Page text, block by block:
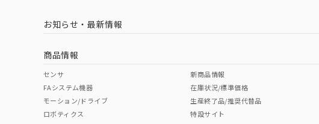
中国 RoHS 注意事項・凡例
中国 RoHS表
Pb Hg Cr(VI)
お知らせ・最新情報
商品情報
センサ
FAシステム機器
モーション/ドライブ
ロボティクス
新商品情報
在庫状況/標準価格
生産終了品/推奨代替品
特設サイト